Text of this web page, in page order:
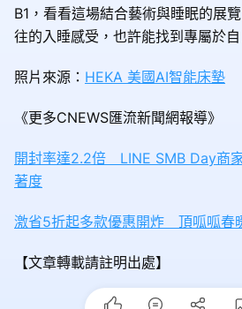
B1，看看這場結合藝術與睡眠的展
往的入睡感受，也許能找到專屬於
照片來源： HEKA 美國AI智能床墊
《更多CNEWS匯流新聞網報導》
開封率達2.2倍 LINE SMB Day商
著度
激省5折起多款優惠開炸 頂呱呱春
【文章轉載請註明出處】